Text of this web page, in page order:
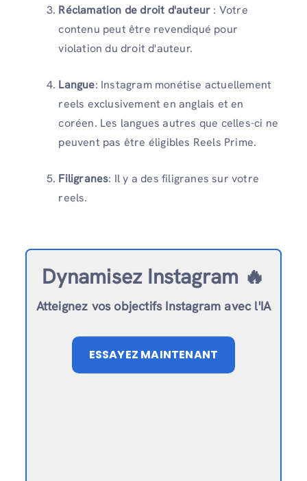
Réclamation de droit d'auteur : Votre
contenu peut être revendiqué pour
violation du droit d'auteur.
Langue: Instagram monétise actuellement
reels exclusivement en anglais et en
coréen. Les langues autres que celles-ci ne
peuvent pas être éligibles Reels Prime.
Filigranes: Il y a des filigranes sur votre
reels.
Dynamisez Instagram 🔥
Atteignez vos objectifs Instagram avec l'IA
ESSAYEZ MAINTENANT